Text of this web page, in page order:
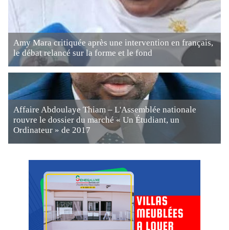
Amy Mara critiquée après une intervention en français,
le débat relancé sur la forme et le fond
Affaire Abdoulaye Thiam – L'Assemblée nationale
rouvre le dossier du marché « Un Étudiant, un
Ordinateur » de 2017